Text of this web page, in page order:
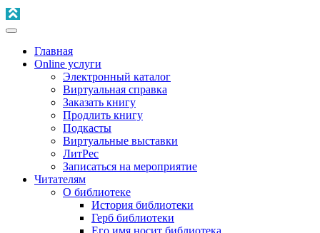
Главная
Online услуги
Электронный каталог
Виртуальная справка
Заказать книгу
Продлить книгу
Подкасты
Виртуальные выставки
ЛитРес
Записаться на мероприятие
Читателям
О библиотеке
История библиотеки
Герб библиотеки
Его имя носит библиотека